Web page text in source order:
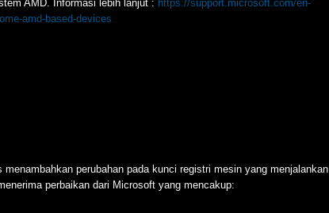
AMD. Informasi lebih lanjut : https://support.microsoft.com/en-
amd-based-devices
perubahan pada kunci registri mesin yang menjalankan
perbaikan dari Microsoft yang mencakup: